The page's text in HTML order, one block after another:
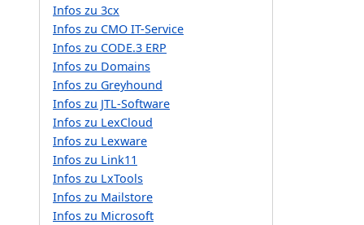
Infos zu 3cx
Infos zu CMO IT-Service
Infos zu CODE.3 ERP
Infos zu Domains
Infos zu Greyhound
Infos zu JTL-Software
Infos zu LexCloud
Infos zu Lexware
Infos zu Link11
Infos zu LxTools
Infos zu Mailstore
Infos zu Microsoft